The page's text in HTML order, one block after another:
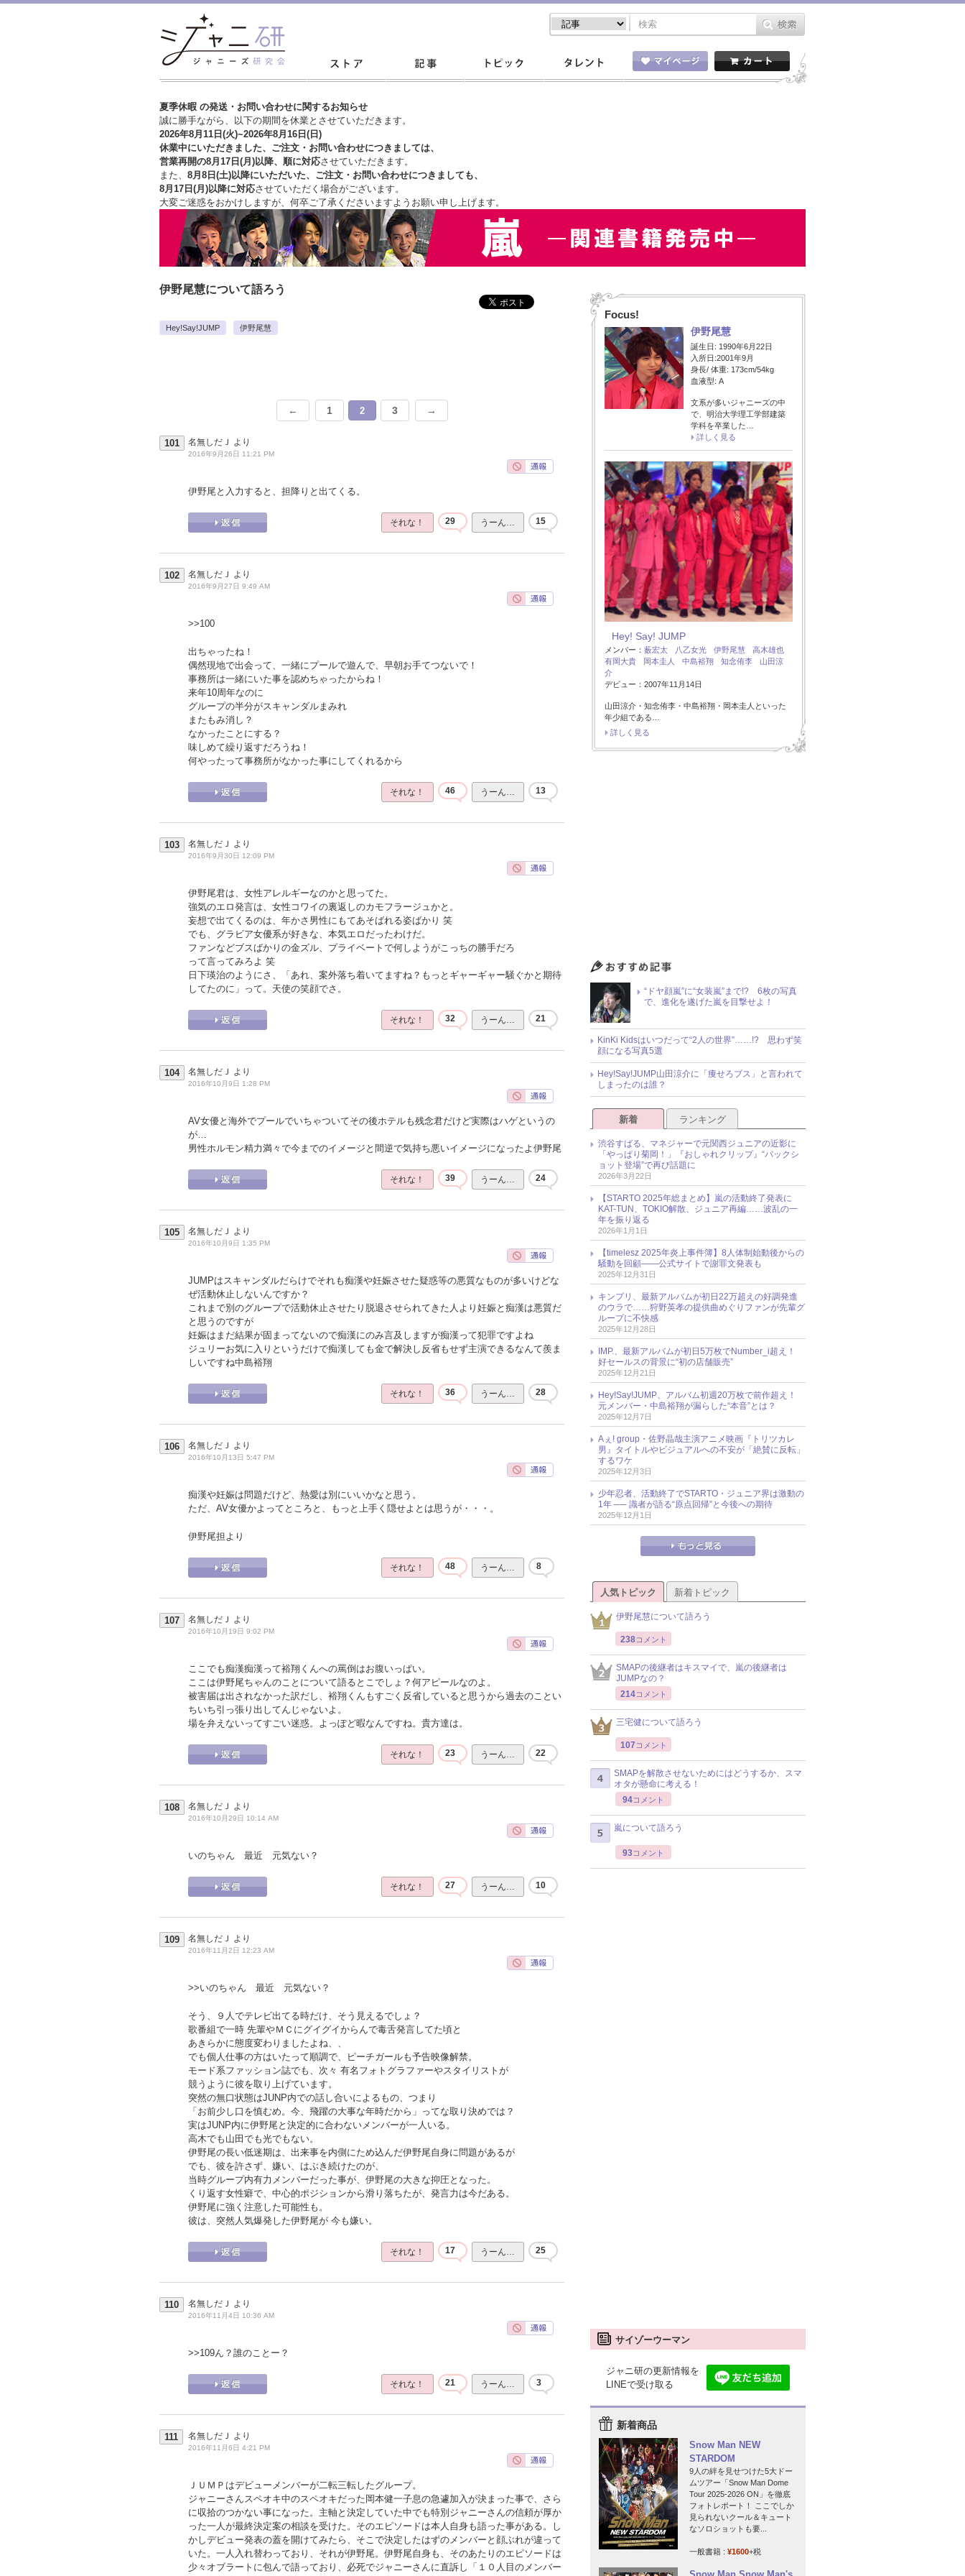
夏季休暇 の発送・お問い合わせに関するお知らせ
誠に勝手ながら、以下の期間を休業とさせていただきます。
2026年8月11日(火)~2026年8月16日(日)
休業中にいただきました、ご注文・お問い合わせにつきましては、
営業再開の8月17日(月)以降、順に対応させていただきます。
また、 8月8日(土)以降にいただいた、ご注文・ お問い合わせにつきましても、
8月17日(月)以降に対応させていただく場合がございます。
大変ご迷惑をおかけしますが、 何卒ご了承くださいますようお願い申し上げます。
伊野尾慧について語ろう
Hey!Say!JUMP 伊野尾慧
← 1 2 3 →
101 名無しだＪ より
2016年9月26日 11:21 PM
伊野尾と入力すると、担降りと出てくる。
それな！ 29 うーん… 15
102 名無しだＪ より
2016年9月27日 9:49 AM
>>100
出ちゃったね！
偶然現地で出会って、一緒にプールで遊んで、早朝お手てつないで！
事務所は一緒にいた事を認めちゃったからね！
来年10周年なのに
グループの半分がスキャンダルまみれ
またもみ消し？
なかったことにする？
味しめて繰り返すだろうね！
何やったって事務所がなかった事にしてくれるから
それな！ 46 うーん… 13
103 名無しだＪ より
2016年9月30日 12:09 PM
伊野尾君は、女性アレルギーなのかと思ってた。
強気のエロ発言は、女性コワイの裏返しのカモフラージュかと。
妄想で出てくるのは、年かさ男性にもてあそばれる姿ばかり 笑
でも、グラビア女優系が好きな、本気エロだったわけだ。
ファンなどブスばかりの金ズル、プライベートで何しようがこっちの勝手だろ
って言ってみろよ 笑
日下瑛治のようにさ、「あれ、案外落ち着いてますね？もっとギャーギャー騒ぐかと期待
してたのに」って。天使の笑顔でさ。
それな！ 32 うーん… 21
104 名無しだＪ より
2016年10月9日 1:28 PM
AV女優と海外でプールでいちゃついてその後ホテルも残念君だけど実際はハゲというの
が…
男性ホルモン精力満々で今までのイメージと間逆で気持ち悪いイメージになったよ伊野尾
それな！ 39 うーん… 24
105 名無しだＪ より
2016年10月9日 1:35 PM
JUMPはスキャンダルだらけでそれも痴漢や妊娠させた疑惑等の悪質なものが多いけどな
ぜ活動休止しないんですか？
これまで別のグループで活動休止させたり脱退させられてきた人より妊娠と痴漢は悪質だ
と思うのですが
妊娠はまだ結果が固まってないので痴漢にのみ言及しますが痴漢って犯罪ですよね
ジュリーお気に入りというだけで痴漢しても金で解決し反省もせず主演できるなんて羨ま
しいですね中島裕翔
それな！ 36 うーん… 28
106 名無しだＪ より
2016年10月13日 5:47 PM
痴漢や妊娠は問題だけど、熱愛は別にいいかなと思う。
ただ、AV女優かよってところと、もっと上手く隠せよとは思うが・・・。
伊野尾担より
それな！ 48 うーん… 8
107 名無しだＪ より
2016年10月19日 9:02 PM
ここでも痴漢痴漢って裕翔くんへの罵倒はお腹いっぱい。
ここは伊野尾ちゃんのことについて語るとこでしょ？何アピールなのよ。
被害届は出されなかった訳だし、裕翔くんもすごく反省していると思うから過去のことい
ちいち引っ張り出してんじゃないよ。
場を弁えないってすごい迷惑。よっぽど暇なんですね。貴方達は。
それな！ 23 うーん… 22
108 名無しだＪ より
2016年10月29日 10:14 AM
いのちゃん 最近 元気ない？
それな！ 27 うーん… 10
109 名無しだＪ より
2016年11月2日 12:23 AM
>>いのちゃん 最近 元気ない？
そう、９人でテレビ出てる時だけ、そう見えるでしょ？
歌番組で一時 先輩やＭＣにグイグイからんで毒舌発言してた頃と
あきらかに態度変わりましたよね、、
でも個人仕事の方はいたって順調で、ピーチガールも予告映像解禁。
モード系ファッション誌でも、次々 有名フォトグラファーやスタイリストが
競うように彼を取り上げています。
突然の無口状態はJUNP内での話し合いによるもの、つまり
「お前少し口を慎むめ。今、飛躍の大事な年時だから」ってな取り決めでは？
実はJUNP内に伊野尾と決定的に合わないメンバーが一人いる。
高木でも山田でも光でもない。
伊野尾の長い低迷期は、出来事を内側にため込んだ伊野尾自身に問題があるが
でも、彼を許さず、嫌い、はぶき続けたのが、
当時グループ内有力メンバーだった事が、伊野尾の大きな抑圧となった。
くり返す女性癖で、中心的ポジションから滑り落ちたが、発言力は今だある。
伊野尾に強く注意した可能性も。
彼は、突然人気爆発した伊野尾が 今も嫌い。
それな！ 17 うーん… 25
110 名無しだＪ より
2016年11月4日 10:36 AM
>>109ん？誰のことー？
それな！ 21 うーん… 3
111 名無しだＪ より
2016年11月6日 4:21 PM
ＪＵＭＰはデビューメンバーが二転三転したグループ。
ジャニーさんスペオキ中のスペオキだった岡本健一子息の急遽加入が決まった事で、さら
に収拾のつかない事になった。主軸と決定していた中でも特別ジャニーさんの信頼が厚か
った一人が最終決定案の相談を受けた。そのエピソードは本人自身も語った事がある。し
かしデビュー発表の蓋を開けてみたら、そこで決定したはずのメンバーと顔ぶれが違って
いた。一人入れ替わっており、それが伊野尾。伊野尾自身も、そのあたりのエピソードは
少々オブラートに包んで語っており、必死でジャニーさんに直訴し「１０人目のメンバー
Focus!
伊野尾慧
誕生日: 1990年6月22日
入所日:2001年9月
身長/ 体重: 173cm/54kg
血液型: A
文系が多いジャニーズの中
で、明治大学理工学部建築
学科を卒業した…
詳しく見る
Hey! Say! JUMP
メンバー： 薮宏太 八乙女光 伊野尾慧
高木雄也
有岡大貴
岡本圭人 中島裕翔 知念侑李
山田涼
介
デビュー：2007年11月14日
山田涼介・知念侑李・中島裕翔・岡本圭人といった
年少組である…
詳しく見る
“ドヤ顔嵐”に“女装嵐”まで!? 6枚の写真
で、進化を遂げた嵐を目撃せよ！
KinKi Kidsはいつだって“2人の世界”……!? 思わず笑
顔になる写真5選
Hey!Say!JUMP山田涼介に「痩せろブス」と言われて
しまったのは誰？
新着 ランキング
渋谷すばる、マネジャーで元関西ジュニアの近影に
「やっぱり菊岡！」『おしゃれクリップ』“バックシ
ョット登場”で再び話題に
2026年3月22日
【STARTO 2025年総まとめ】嵐の活動終了発表に
KAT-TUN、TOKIO解散、ジュニア再編……波乱の一
年を振り返る
2026年1月1日
【timelesz 2025年炎上事件簿】8人体制始動後からの
騒動を回顧――公式サイトで謝罪文発表も
2025年12月31日
キンプリ、最新アルバムが初日22万超えの好調発進
のウラで……狩野英孝の提供曲めぐりファンが先輩グ
ループに不快感
2025年12月28日
IMP.、最新アルバムが初日5万枚でNumber_i超え！
好セールスの背景に“初の店舗販売”
2025年12月21日
Hey!Say!JUMP、アルバム初週20万枚で前作超え！
元メンバー・中島裕翔が漏らした“本音”とは？
2025年12月7日
Aぇ! group・佐野晶哉主演アニメ映画『トリツカレ
男』タイトルやビジュアルへの不安が「絶賛に反転」
するワケ
2025年12月3日
少年忍者、活動終了でSTARTO・ジュニア界は激動の
1年 ── 識者が語る“原点回帰”と今後への期待
2025年12月1日
人気トピック 新着トピック
伊野尾慧について語ろう
238コメント
SMAPの後継者はキスマイで、嵐の後継者は
JUMPなの？
214コメント
三宅健について語ろう
107 コメント
SMAPを解散させないためにはどうするか、スマ
オタが懸命に考える！
94コメント
嵐について語ろう
93コメント
サイゾーウーマン
ジャニ研の更新情報を
LINEで受け取る
新着商品
Snow Man NEW
STARDOM
9人の絆を見せつけた5大ドー
ムツアー「Snow Man Dome
Tour 2025-2026 ON」を徹底
フォトレポート！ ここでしか
見られないクール＆キュート
なソロショットも要...
一般書籍 : ¥1600+税